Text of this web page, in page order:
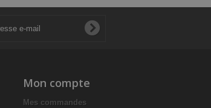
Mon compte
Mes commandes